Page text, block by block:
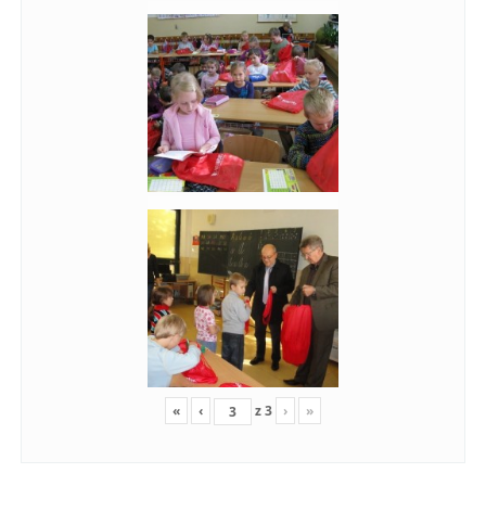
« ‹ z3 › »